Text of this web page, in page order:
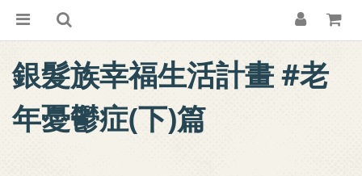
銀髮族幸福生活計畫 #老
年憂鬱症(下)篇